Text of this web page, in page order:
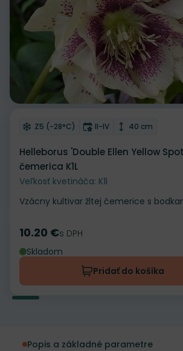
Odober do zoznamu želaní
Mrazuvzdornosť
Z5 (-28°C) Doba kvitnutia
II-IV Výška rastliny
40 cm
Helleborus 'Double Ellen Yellow
čemerica K1L
Veľkosť kvetináča: K1l
Vzácny kultivar žltej čemerice s
Cena
10.20 €s DPH
Skladom
Pridať do košíka
Popis a základné parametre